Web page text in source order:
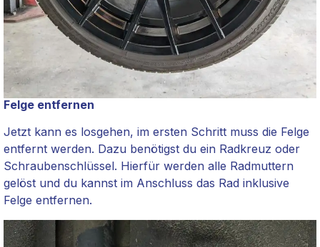
Felge entfernen
Jetzt kann es losgehen, im ersten Schritt muss die Felge
entfernt werden. Dazu benötigst du ein Radkreuz oder
Schraubenschlüssel. Hierfür werden alle Radmuttern
gelöst und du kannst im Anschluss das Rad inklusive
Felge entfernen.